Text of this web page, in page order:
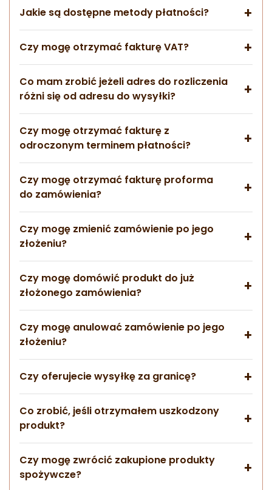
Jakie są dostępne metody płatności?
Czy mogę otrzymać fakturę VAT?
Co mam zrobić jeżeli adres do rozliczenia
różni się od adresu do wysyłki?
Czy mogę otrzymać fakturę z
odroczonym terminem płatności?
Czy mogę otrzymać fakturę proforma
do zamówienia?
Czy mogę zmienić zamówienie po jego
złożeniu?
Czy mogę domówić produkt do już
złożonego zamówienia?
Czy mogę anulować zamówienie po jego
złożeniu?
Czy oferujecie wysyłkę za granicę?
Co zrobić, jeśli otrzymałem uszkodzony
produkt?
Czy mogę zwrócić zakupione produkty
spożywcze?